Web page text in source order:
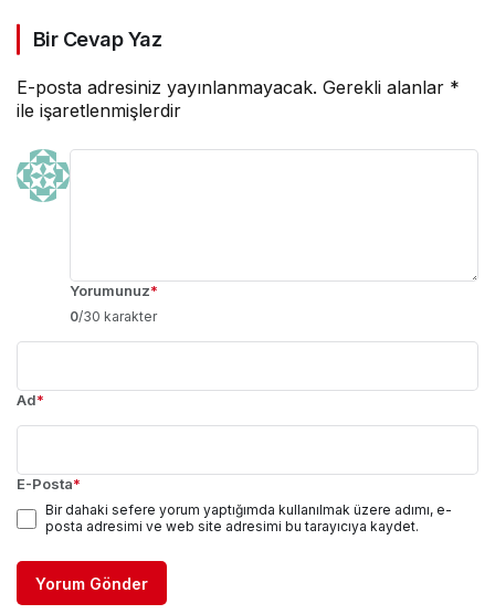
Bir Cevap Yaz
E-posta adresiniz yayınlanmayacak. Gerekli alanlar *
ile işaretlenmişlerdir
Yorumunuz*
0/30 karakter
Ad*
E-Posta*
Bir dahaki sefere yorum yaptığımda kullanılmak üzere adımı, e-
posta adresimi ve web site adresimi bu tarayıcıya kaydet.
Yorum Gönder